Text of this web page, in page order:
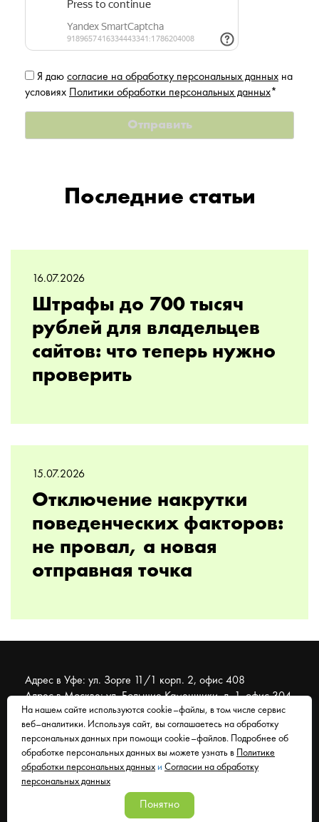
Я даю согласие на обработку персональных данных на
условиях Политики обработки персональных данных*
Последние статьи
16.07.2026
Штрафы до 700 тысяч
рублей для владельцев
сайтов: что теперь нужно
проверить
15.07.2026
Отключение накрутки
поведенческих факторов:
не провал, а новая
отправная точка
Адрес в Уфе: ул. Зорге 11/1 корп. 2, офис 408
Адрес в Москве: ул. Большие Каменщики, д. 1, офис 304
© 2007 - 2026 Муравейник. SEO-продвижение, реклама,
сайты. Находимся в Уфе, работаем со всем миром.
Согласие на обработку персональных данных
Политика обработки персональных данных
На нашем сайте используются cookie–файлы, в том числе сервис
веб–аналитики. Используя сайт, вы соглашаетесь на обработку
персональных данных при помощи cookie–файлов. Подробнее об
обработке персональных данных вы можете узнать в
Политике
обработки персональных данных и Согласии на обработку
персональных данных
Понятно